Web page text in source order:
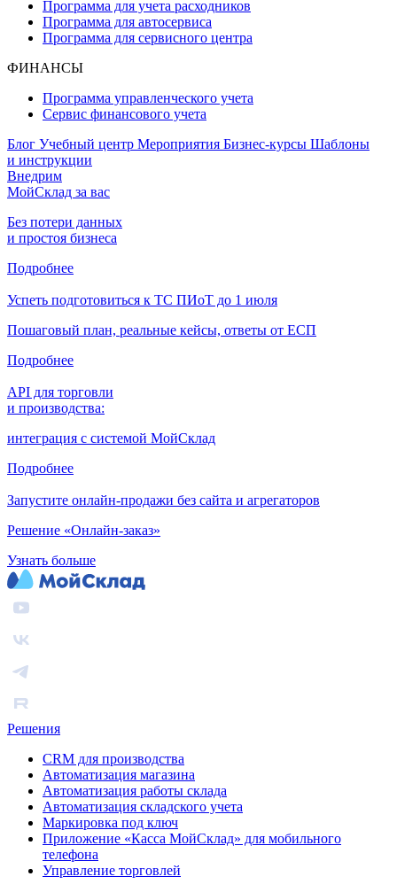
Программа для учета расходников
Программа для автосервиса
Программа для сервисного центра
ФИНАНСЫ
Программа управленческого учета
Сервис финансового учета
Блог Учебный центр Мероприятия Бизнес-курсы Шаблоны
и инструкции
Внедрим
МойСклад за вас
Без потери данных
и простоя бизнеса
Подробнее
Успеть подготовиться к ТС ПИоТ до 1 июля
Пошаговый план, реальные кейсы, ответы от ЕСП
Подробнее
API для торговли
и производства:
интеграция с системой МойСклад
Подробнее
Запустите онлайн-продажи без сайта и агрегаторов
Решение «Онлайн-заказ»
Узнать больше
Решения
CRM для производства
Автоматизация магазина
Автоматизация работы склада
Автоматизация складского учета
Маркировка под ключ
Приложение «Касса МойСклад» для мобильного
телефона
Управление торговлей